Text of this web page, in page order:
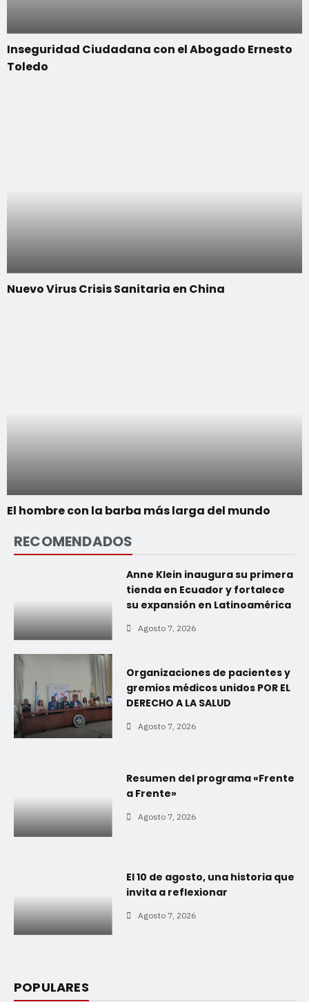
Inseguridad Ciudadana con el Abogado Ernesto
Toledo
Nuevo Virus Crisis Sanitaria en China
El hombre con la barba más larga del mundo
RECOMENDADOS
Anne Klein inaugura su primera
tienda en Ecuador y fortalece
su expansión en Latinoamérica
Agosto 7, 2026
Organizaciones de pacientes y
gremios médicos unidos POR EL
DERECHO A LA SALUD
Agosto 7, 2026
Resumen del programa «Frente
a Frente»
Agosto 7, 2026
El 10 de agosto, una historia que
invita a reflexionar
Agosto 7, 2026
POPULARES